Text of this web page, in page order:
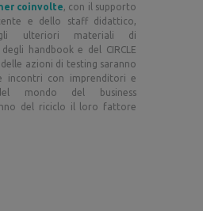
coinvolte , con il supporto
e dello staff didattico,
ulteriori materiali di
handbook e del CIRCLE
delle azioni di testing saranno
incontri con imprenditori e
mondo del business
del riciclo il loro fattore